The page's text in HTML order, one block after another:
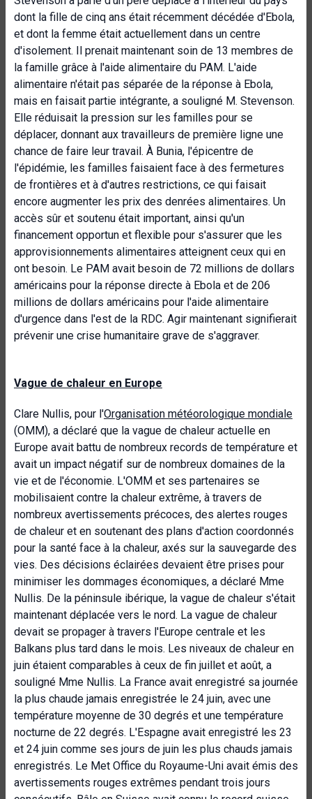
dont la fille de cinq ans était récemment décédée d'Ebola,
et dont la femme était actuellement dans un centre
d'isolement. Il prenait maintenant soin de 13 membres de
la famille grâce à l'aide alimentaire du PAM. L'aide
alimentaire n'était pas séparée de la réponse à Ebola,
mais en faisait partie intégrante, a souligné M. Stevenson.
Elle réduisait la pression sur les familles pour se
déplacer, donnant aux travailleurs de première ligne une
chance de faire leur travail. À Bunia, l'épicentre de
l'épidémie, les familles faisaient face à des fermetures
de frontières et à d'autres restrictions, ce qui faisait
encore augmenter les prix des denrées alimentaires. Un
accès sûr et soutenu était important, ainsi qu'un
financement opportun et flexible pour s'assurer que les
approvisionnements alimentaires atteignent ceux qui en
ont besoin. Le PAM avait besoin de 72 millions de dollars
américains pour la réponse directe à Ebola et de 206
millions de dollars américains pour l'aide alimentaire
d'urgence dans l'est de la RDC. Agir maintenant signifierait
prévenir une crise humanitaire grave de s'aggraver.
Vague de chaleur en Europe
Clare Nullis, pour l'Organisation météorologique mondiale
(OMM), a déclaré que la vague de chaleur actuelle en
Europe avait battu de nombreux records de température et
avait un impact négatif sur de nombreux domaines de la
vie et de l'économie. L'OMM et ses partenaires se
mobilisaient contre la chaleur extrême, à travers de
nombreux avertissements précoces, des alertes rouges
de chaleur et en soutenant des plans d'action coordonnés
pour la santé face à la chaleur, axés sur la sauvegarde des
vies. Des décisions éclairées devaient être prises pour
minimiser les dommages économiques, a déclaré Mme
Nullis. De la péninsule ibérique, la vague de chaleur s'était
maintenant déplacée vers le nord. La vague de chaleur
devait se propager à travers l'Europe centrale et les
Balkans plus tard dans le mois. Les niveaux de chaleur en
juin étaient comparables à ceux de fin juillet et août, a
souligné Mme Nullis. La France avait enregistré sa journée
la plus chaude jamais enregistrée le 24 juin, avec une
température moyenne de 30 degrés et une température
nocturne de 22 degrés. L'Espagne avait enregistré les 23
et 24 juin comme ses jours de juin les plus chauds jamais
enregistrés. Le Met Office du Royaume-Uni avait émis des
avertissements rouges extrêmes pendant trois jours